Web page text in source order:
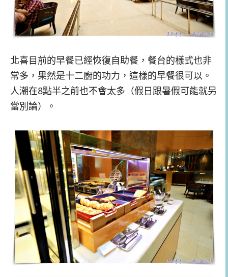
北喜目前的早餐已經恢復自助餐，餐台的樣式也非
常多，果然是十二廚的功力，這樣的早餐很可以。
人潮在8點半之前也不會太多（假日跟暑假可能就另
當別論）。